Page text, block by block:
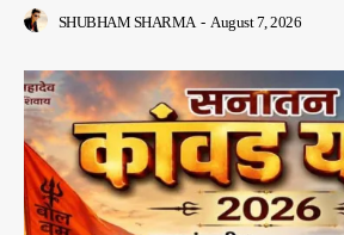
SHUBHAM SHARMA - August 7, 2026